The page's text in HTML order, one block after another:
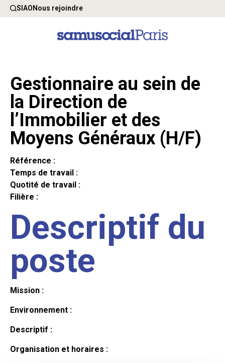
SIAONous rejoindre
Gestionnaire au sein de
la Direction de
l’Immobilier et des
Moyens Généraux (H/F)
Référence :
Temps de travail :
Quotité de travail :
Filière :
Descriptif du
poste
Mission :
Environnement :
Descriptif :
Organisation et horaires :